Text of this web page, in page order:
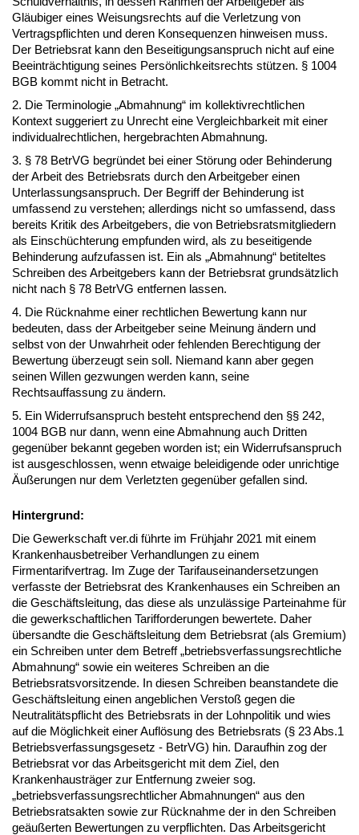
Gläubiger eines Weisungsrechts auf die Verletzung von
Vertragspflichten und deren Konsequenzen hinweisen muss.
Der Betriebsrat kann den Beseitigungsanspruch nicht auf eine
Beeinträchtigung seines Persönlichkeitsrechts stützen. § 1004
BGB kommt nicht in Betracht.
2. Die Terminologie „Abmahnung“ im kollektivrechtlichen
Kontext suggeriert zu Unrecht eine Vergleichbarkeit mit einer
individualrechtlichen, hergebrachten Abmahnung.
3. § 78 BetrVG begründet bei einer Störung oder Behinderung
der Arbeit des Betriebsrats durch den Arbeitgeber einen
Unterlassungsanspruch. Der Begriff der Behinderung ist
umfassend zu verstehen; allerdings nicht so umfassend, dass
bereits Kritik des Arbeitgebers, die von Betriebsratsmitgliedern
als Einschüchterung empfunden wird, als zu beseitigende
Behinderung aufzufassen ist. Ein als „Abmahnung“ betiteltes
Schreiben des Arbeitgebers kann der Betriebsrat grundsätzlich
nicht nach § 78 BetrVG entfernen lassen.
4. Die Rücknahme einer rechtlichen Bewertung kann nur
bedeuten, dass der Arbeitgeber seine Meinung ändern und
selbst von der Unwahrheit oder fehlenden Berechtigung der
Bewertung überzeugt sein soll. Niemand kann aber gegen
seinen Willen gezwungen werden kann, seine
Rechtsauffassung zu ändern.
5. Ein Widerrufsanspruch besteht entsprechend den §§ 242,
1004 BGB nur dann, wenn eine Abmahnung auch Dritten
gegenüber bekannt gegeben worden ist; ein Widerrufsanspruch
ist ausgeschlossen, wenn etwaige beleidigende oder unrichtige
Äußerungen nur dem Verletzten gegenüber gefallen sind.
Hintergrund:
Die Gewerkschaft ver.di führte im Frühjahr 2021 mit einem
Krankenhausbetreiber Verhandlungen zu einem
Firmentarifvertrag. Im Zuge der Tarifauseinandersetzungen
verfasste der Betriebsrat des Krankenhauses ein Schreiben an
die Geschäftsleitung, das diese als unzulässige Parteinahme für
die gewerkschaftlichen Tarifforderungen bewertete. Daher
übersandte die Geschäftsleitung dem Betriebsrat (als Gremium)
ein Schreiben unter dem Betreff „betriebsverfassungsrechtliche
Abmahnung“ sowie ein weiteres Schreiben an die
Betriebsratsvorsitzende. In diesen Schreiben beanstandete die
Geschäftsleitung einen angeblichen Verstoß gegen die
Neutralitätspflicht des Betriebsrats in der Lohnpolitik und wies
auf die Möglichkeit einer Auflösung des Betriebsrats (§ 23 Abs.1
Betriebsverfassungsgesetz - BetrVG) hin. Daraufhin zog der
Betriebsrat vor das Arbeitsgericht mit dem Ziel, den
Krankenhausträger zur Entfernung zweier sog.
„betriebsverfassungsrechtlicher Abmahnungen“ aus den
Betriebsratsakten sowie zur Rücknahme der in den Schreiben
geäußerten Bewertungen zu verpflichten. Das Arbeitsgericht